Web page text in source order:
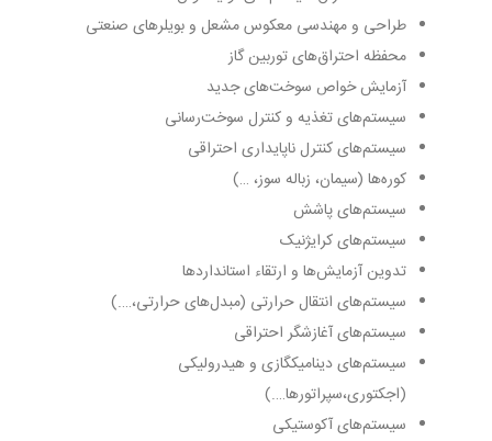
طراحی و مهندسی معکوس مشعل و بویلرهای صنعتی
محفظه احتراق­‌های توربین گاز
آزمایش خواص سوخت­‌های جدید
سیستم‌های تغذیه و کنترل سوخت‌رسانی
سیستم‌های کنترل ناپایداری احتراقی
کوره‌ها (سیمان، زباله سوز، …)
سیستم‌­های پاشش
سیستم‌­های کرایژنیک
تدوین آزمایش‌ها و ارتقاء استانداردها
سیستم‌های انتقال حرارتی (مبدل‌های حرارتی،….)
سیستم‌­های آغازشگر احتراقی
سیستم‌های دینامیک­گازی و هیدرولیکی
(اجکتوری،سپراتورها….)
سیستم‌های آکوستیکی